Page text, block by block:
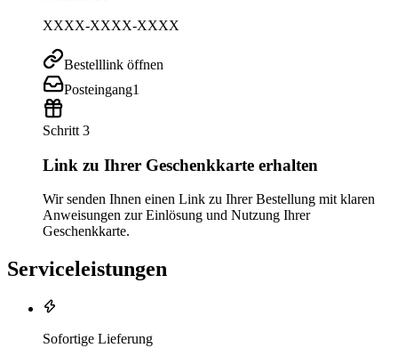
XXXX-XXXX-XXXX
Bestelllink öffnen
Posteingang1
Schritt 3
Link zu Ihrer Geschenkkarte erhalten
Wir senden Ihnen einen Link zu Ihrer Bestellung mit klaren
Anweisungen zur Einlösung und Nutzung Ihrer
Geschenkkarte.
Serviceleistungen
Sofortige Lieferung